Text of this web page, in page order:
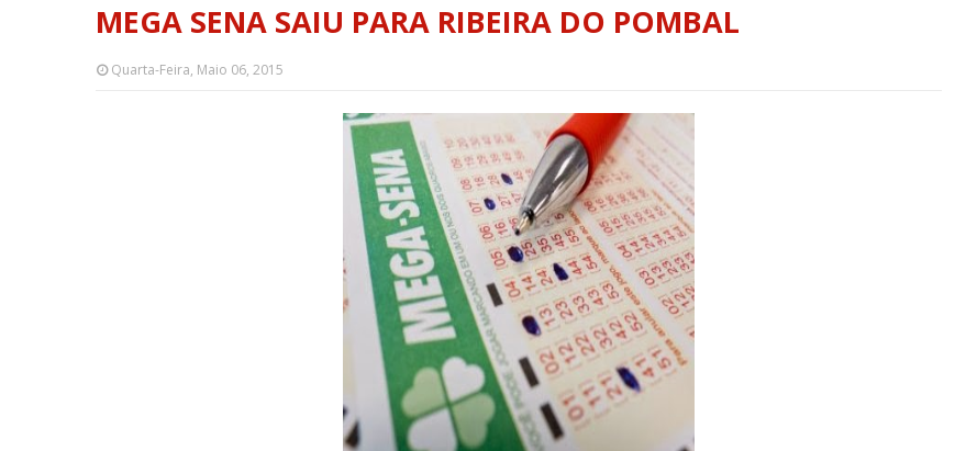
MEGA SENA SAIU PARA RIBEIRA DO POMBAL
Quarta-Feira, Maio 06, 2015